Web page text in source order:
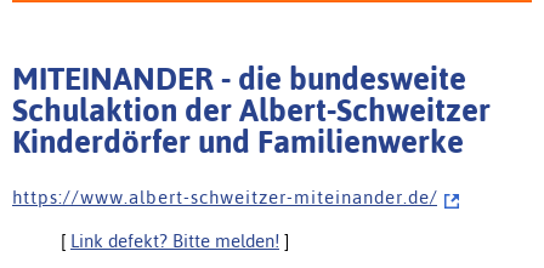
MITEINANDER - die bundesweite
Schulaktion der Albert-Schweitzer
Kinderdörfer und Familienwerke
h t t p s : / / w w w . a l b e r t - s c h w e i t z e r - m i t e i n a n d e r . d e /
[ Link defekt? Bitte melden! ]